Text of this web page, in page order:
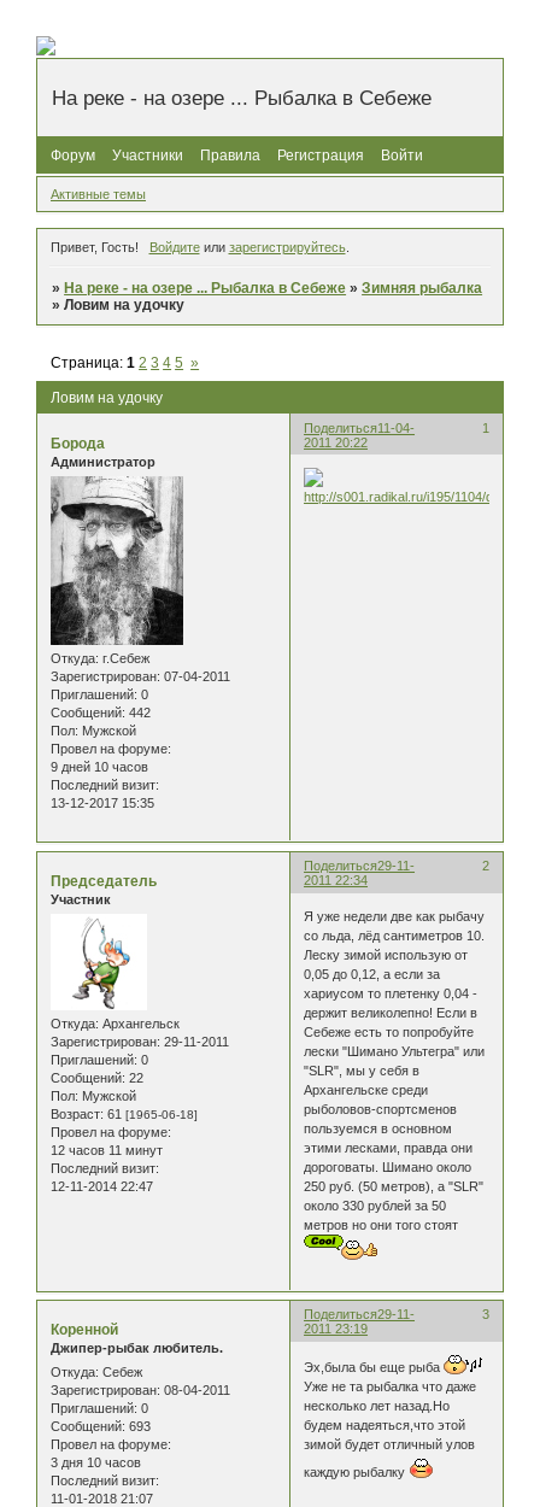
На реке - на озере ... Рыбалка в Себеже
Форум Участники Правила Регистрация Войти
Активные темы
Привет, Гость! Войдитеили зарегистрируйтесь.
»На реке - на озере ... Рыбалка в Себеже »Зимняя рыбалка
»Ловим на удочку
Ловим на удочку
Страница:1 2 3 4 5 »
Поделиться 1
11-04-
2011 20:22
Борода
Администратор
Откуда: г.Себеж
Зарегистрирован: 07-04-2011
Приглашений: 0
Сообщений: 442
Пол: Мужской
Провел на форуме:
9 дней 10 часов
Последний визит:
13-12-2017 15:35
Поделиться 2
29-11-
2011 22:34
Председатель
Участник
Откуда: Архангельск
Зарегистрирован: 29-11-2011
Приглашений: 0
Сообщений: 22
Пол: Мужской
Возраст: 61 [1965-06-18]
Провел на форуме:
12 часов 11 минут
Последний визит:
12-11-2014 22:47
Я уже недели две как рыбачу
со льда, лёд сантиметров 10.
Леску зимой использую от
0,05 до 0,12, а если за
хариусом то плетенку 0,04 -
держит великолепно! Если в
Себеже есть то попробуйте
лески "Шимано Ультегра" или
"SLR", мы у себя в
Архангельске среди
рыболовов-спортсменов
пользуемся в основном
этими лесками, правда они
дороговаты. Шимано около
250 руб. (50 метров), а "SLR"
около 330 рублей за 50
метров но они того стоят
Поделиться 3
29-11-
2011 23:19
Коренной
Джипер-рыбак любитель.
Откуда: Себеж
Зарегистрирован: 08-04-2011
Приглашений: 0
Сообщений: 693
Провел на форуме:
3 дня 10 часов
Последний визит:
11-01-2018 21:07
Эх,была бы еще рыба
Уже не та рыбалка что даже
несколько лет назад.Но
будем надеяться,что этой
зимой будет отличный улов
каждую рыбалку